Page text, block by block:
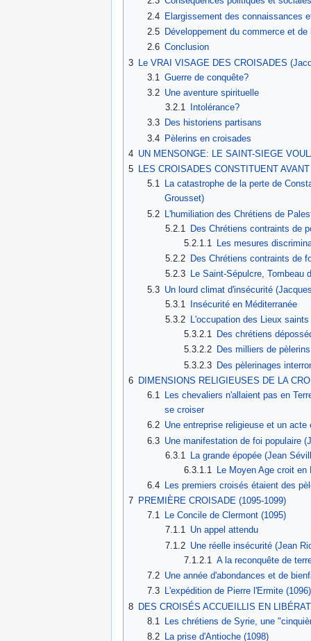
2.4
Elargissement des connaissances
2.5
Développement du commerce et de
2.6 Conclusion
3 Le VRAI VISAGE DES CROISADES
3.1 Guerre de conquête?
3.2 Une aventure spirituelle
3.2.1
Intolérance?
3.3
Des historiens partisans
3.4 Pèlerins en croisades
4 UN MENSONGE: LE SAINT-SIEGE
5 LES CROISADES CONSTITUENT
5.1
La catastrophe de la perte de
Grousset)
5.2 L'humiliation des Chrétiens de
5.2.1
Des Chrétiens contraints de
5.2.1.1
Les mesures
5.2.2 Des Chrétiens contraints de
5.2.3 Le Saint-Sépulcre, Tombeau
5.3 Un lourd climat d'insécurité
5.3.1
Insécurité en Méditerranée
5.3.2 L'occupation des Lieux
5.3.2.1
Des chrétiens
5.3.2.2
Des milliers de
5.3.2.3 Des pèlerinages
6 DIMENSIONS RELIGIEUSES DE LA
6.1
Les chevaliers n'allaient pas en
se croiser
6.2 Une entreprise religieuse et un
6.3 Une manifestation de foi populaire
6.3.1
La grande épopée (Jean
6.3.1.1
Le Moyen Age croit en
6.4
Les premiers croisés étaient des
7 PREMIÈRE CROISADE (1095-1099)
7.1
Le Concile de Clermont (1095)
7.1.1 Un appel attendu
7.1.2 Une réelle insécurité (Jean
7.1.2.1 A la reconquête de
7.2 Une année d'abondances et de
7.3
L'expédition de Pierre l'Ermite (1096)
8 DES CROISÉS ACCUEILLIS EN
8.1
Les chrétiens de Syrie, une
8.2
La prise d'Antioche (1098)